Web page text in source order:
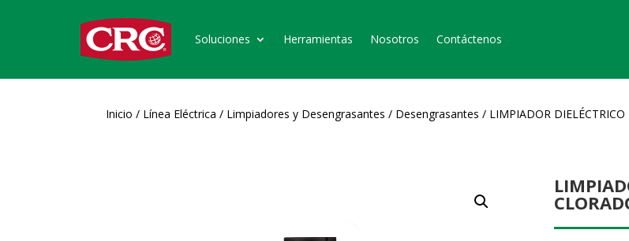
Soluciones Herramientas Nosotros Contáctenos
Inicio / Línea Eléctrica / Limpiadores y Desengrasantes / Desengrasantes / LIMPIADOR